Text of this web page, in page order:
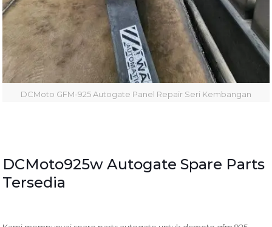
DCMoto GFM-925 Autogate Panel Repair Seri Kembangan
DCMoto925w Autogate Spare Parts
Tersedia